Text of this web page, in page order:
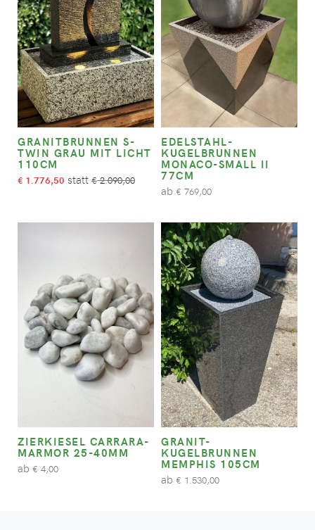
GRANITBRUNNEN S-
TWIN GRAU MIT LICHT
110CM
€ 1.776,50 €2.090,00
EDELSTAHL-
KUGELBRUNNEN
MONACO-SMALL II
77CM
ab € 769,00
ZIERKIESEL CARRARA-
MARMOR 25-40MM
ab € 4,00
GRANIT-
KUGELBRUNNEN
MEMPHIS 105CM
ab € 1.530,00